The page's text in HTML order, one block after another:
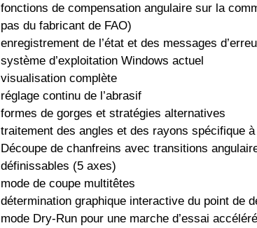
fonctions de compensation angulaire sur la
pas du fabricant de FAO)
enregistrement de l’état et des messages
système d’exploitation Windows actuel
visualisation complète
réglage continu de l’abrasif
formes de gorges et stratégies alternatives
traitement des angles et des rayons spécifique
Découpe de chanfreins avec transitions
définissables (5 axes)
mode de coupe multitêtes
détermination graphique interactive du point de
mode Dry-Run pour une marche d’essai